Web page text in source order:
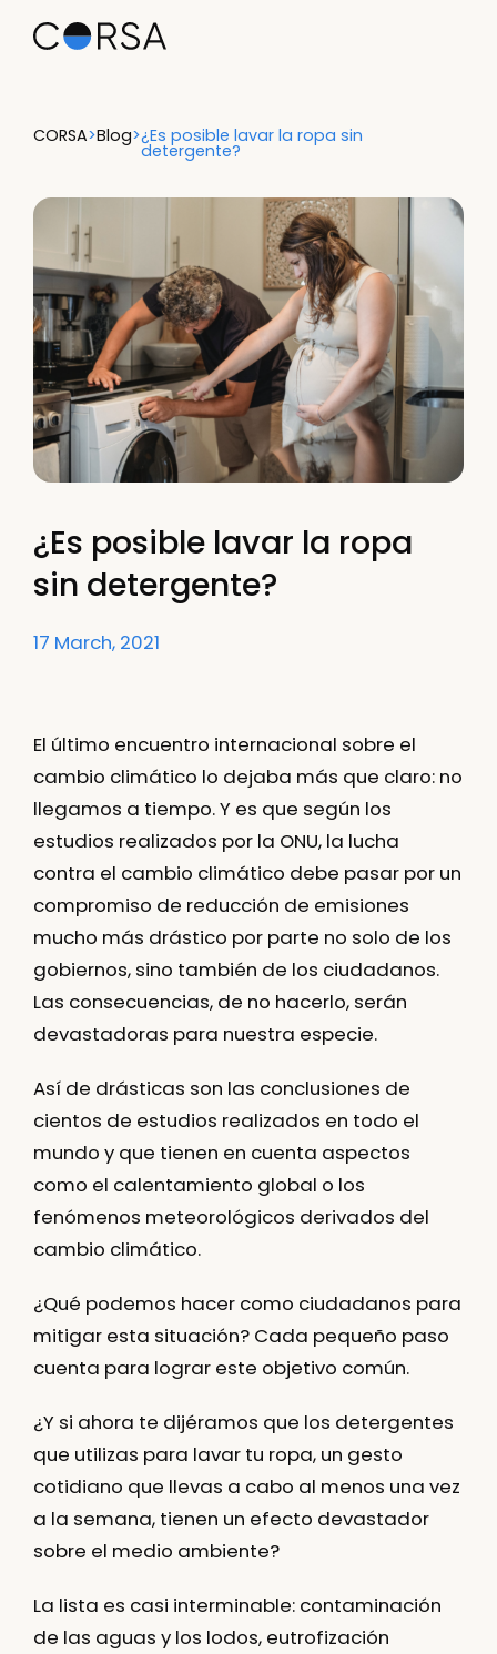
CORSA>Blog>¿Es posible lavar la ropa sin
detergente?
¿Es posible lavar la ropa
sin detergente?
17 March, 2021
El último encuentro internacional sobre el
cambio climático lo dejaba más que claro: no
llegamos a tiempo. Y es que según los
estudios realizados por la ONU, la lucha
contra el cambio climático debe pasar por un
compromiso de reducción de emisiones
mucho más drástico por parte no solo de los
gobiernos, sino también de los ciudadanos.
Las consecuencias, de no hacerlo, serán
devastadoras para nuestra especie.
Así de drásticas son las conclusiones de
cientos de estudios realizados en todo el
mundo y que tienen en cuenta aspectos
como el calentamiento global o los
fenómenos meteorológicos derivados del
cambio climático.
¿Qué podemos hacer como ciudadanos para
mitigar esta situación? Cada pequeño paso
cuenta para lograr este objetivo común.
¿Y si ahora te dijéramos que los detergentes
que utilizas para lavar tu ropa, un gesto
cotidiano que llevas a cabo al menos una vez
a la semana, tienen un efecto devastador
sobre el medio ambiente?
La lista es casi interminable: contaminación
de las aguas y los lodos, eutrofización